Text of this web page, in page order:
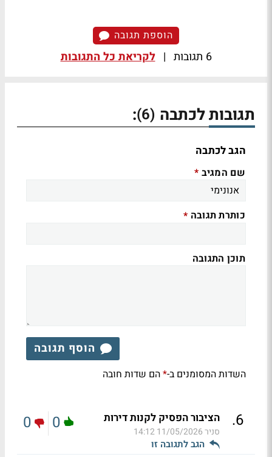
הוספת תגובה
6 תגובות | לקריאת כל התגובות
תגובות לכתבה (6)
:
הגב לכתבה
שם המגיב *
כותרת תגובה *
תוכן התגובה
הוסף תגובה
השדות המסומנים ב-*הם שדות חובה
6
. הציבור הפסיק לקנות דירות
סניר11/05/2026 14:12
הגב לתגובה זו
0
0